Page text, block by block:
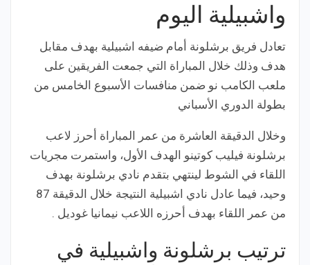
واشبيلية اليوم
تعادل فريق برشلونة أمام ضيفه اشبيلية بهدف مقابل
هدف وذلك خلال المباراة التي جمعت الفريقين على
ملعب الكامب نو ضمن منافسات الأسبوع الخامس من
بطولة الدوري الأسباني
وخلال الدقيقة العاشرة من عمر المباراة أحرز لاعب
برشلونة فيليب كوتينو الهدف الأول، واستمرت مجريات
اللقاء في الشوط لينتهي بتقدم نادي برشلونة بهدف
وحيد، فيما عادل نادي اشبيلية النتيجة خلال الدقيقة 87
من عمر اللقاء بهدف أحرزه اللاعب نيمانيا غوديل .
ترتيب برشلونة واشبيلية في